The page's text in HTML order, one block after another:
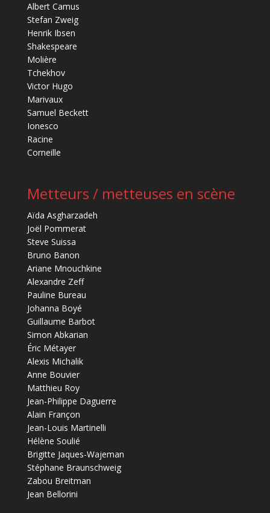
Albert Camus
Stefan Zweig
Henrik Ibsen
Shakespeare
Molière
Tchekhov
Victor Hugo
Marivaux
Samuel Beckett
Ionesco
Racine
Corneille
Metteurs / metteuses en scène
Aïda Asgharzadeh
Joël Pommerat
Steve Suissa
Bruno Banon
Ariane Mnouchkine
Alexandre Zeff
Pauline Bureau
Johanna Boyé
Guillaume Barbot
Simon Abkarian
Éric Métayer
Alexis Michalik
Anne Bouvier
Matthieu Roy
Jean-Philippe Daguerre
Alain Françon
Jean-Louis Martinelli
Hélène Soulié
Brigitte Jaques-Wajeman
Stéphane Braunschweig
Zabou Breitman
Jean Bellorini